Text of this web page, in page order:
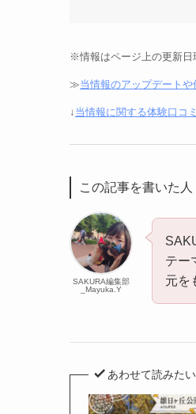
※情報はページ上の更新日
≫当情報のアップデート
↓ 当情報に関する体験口コ
この記事を書いた人
SAKURA編集部
_Mayuka.Y
テー
元を
あわせて読みた